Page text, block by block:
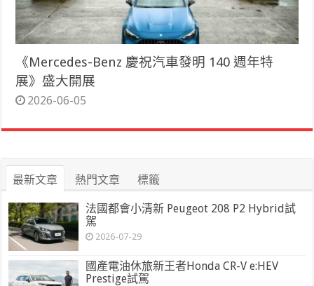
《Mercedes-Benz 慶祝汽車發明 140 週年特
展》盛大開展
2026-06-05
最新文章 熱門文章 標籤
法國都會小清新 Peugeot 208 P2 Hybrid試
駕
2026-07-29
國產電油休旅新王者Honda CR-V e:HEV
Prestige試駕